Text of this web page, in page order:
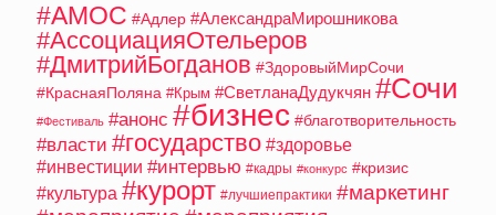
#АМОС #Адлер #АлександраМирошникова
#АссоциацияОтельеров
#ДмитрийБогданов #ЗдоровыйМирСочи
#КраснаяПоляна #Крым #СветланаДудукчян #Сочи
#Фестиваль #анонс #бизнес #благотворительность
#власти #государство #здоровье
#инвестиции #интервью #кадры #конкурс #кризис
#культура #курорт #лучшиепрактики #маркетинг